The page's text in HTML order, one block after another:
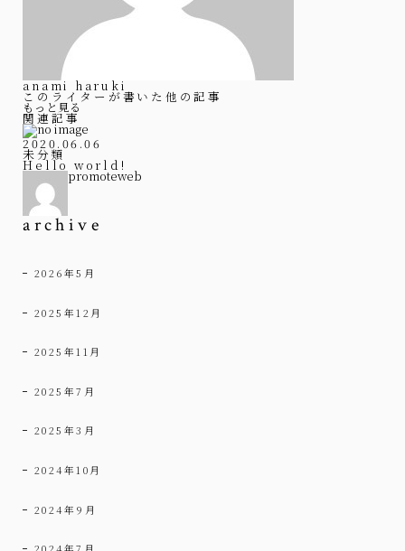
anami haruki
このライターが書いた他の記事
もっと見る
関連記事
2020.06.06
未分類
Hello world!
promoteweb
archive
2026年5月
2025年12月
2025年11月
2025年7月
2025年3月
2024年10月
2024年9月